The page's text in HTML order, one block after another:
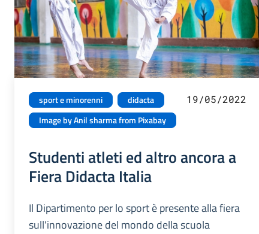
sport e minorenni
didacta
Image by Anil sharma from Pixabay
19/05/2022
Studenti atleti ed altro ancora a
Fiera Didacta Italia
Il Dipartimento per lo sport è presente alla fiera
sull'innovazione del mondo della scuola